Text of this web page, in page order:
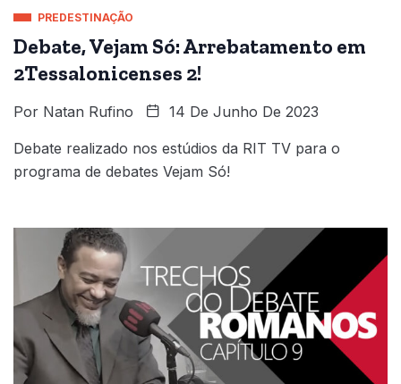
PREDESTINAÇÃO
Debate, Vejam Só: Arrebatamento em
2Tessalonicenses 2!
Por Natan Rufino 14 De Junho De 2023
Debate realizado nos estúdios da RIT TV para o
programa de debates Vejam Só!